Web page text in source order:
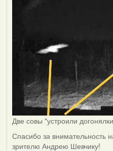
Две совы "устроили
Спасибо за внимательность
зрителю Андрею Шевчику!